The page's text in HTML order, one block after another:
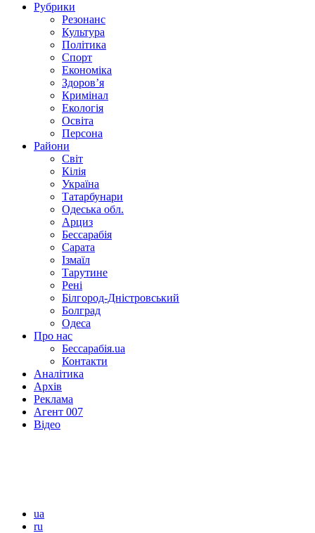
Рубрики
Резонанс
Культура
Політика
Спорт
Економіка
Здоров’я
Кримінал
Екологія
Освіта
Персона
Райони
Світ
Кілія
Україна
Татарбунари
Одеська обл.
Арциз
Бессарабія
Сарата
Ізмаїл
Тарутине
Рені
Білгород-Дністровський
Болград
Одеса
Про нас
Бессарабія.ua
Контакти
Аналітика
Архів
Реклама
Агент 007
Відео
ua
ru